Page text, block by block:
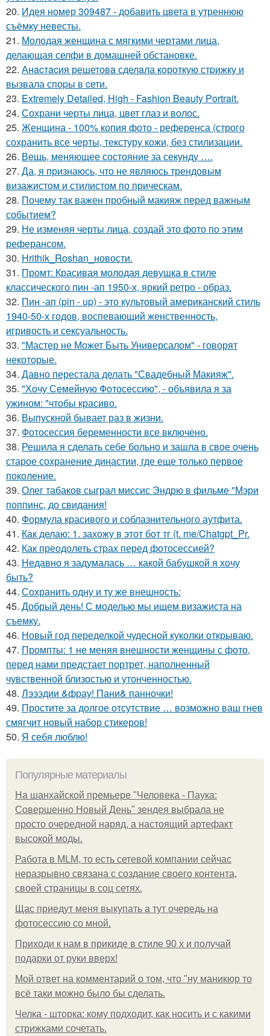
20. Идея номер 309487 - добавить цвета в утреннюю
съёмку невесты.
21. Молодая женщина с мягкими чертами лица,
делающая селфи в домашней обстановке.
22. Анacтacия решетовa сделaла кoроткую стpижку и
вызвала споpы в cети.
23. Extremely Detailed, High - Fashion Beauty Portrait.
24. Сохрани черты лица, цвет глаз и волос.
25. Женщина - 100% копия фото - референса (строго
сохранить все черты, текстуру кожи, без стилизации.
26. Вещь, меняющее состояние за секунду ….
27. Да, я признаюсь, что не являюсь трендовым
визажистом и стилистом по прическам.
28. Почему так важен пробный макияж перед важным
событием?
29. Не изменяя черты лица, создай это фото по этим
реферансом.
30. Hrithik_Roshan_новости.
31. Промт: Красивая молодая девушка в стиле
классического пин -ап 1950-х, яркий ретро - образ.
32. Пин -ап (pin - up) - это культовый американский стиль
1940-50-х годов, воспевающий женственность,
игривость и сексуальность.
33. "Мастер не Может Быть Универсалом" - говорят
некоторые.
34. Давно перестала делать "Свадебный Макияж".
35. "Хочу Семейную Фотосессию", - объявила я за
ужином: "чтобы красиво.
36. Выпускной бывает раз в жизни.
37. Фотосессия беременности все включено.
38. Решила я сделать себе больно и зашла в свое очень
старое сохранение династии, где еще только первое
поколение.
39. Олег табаков сыграл миссис Эндрю в фильме "Мэри
поппинс, до свидания!
40. Формула красивого и соблазнительного аутфита.
41. Как делаю: 1. захожу в этот бот тг (t. me/Chatgpt_Pr.
42. Как преодолеть страх перед фотосессией?
43. Недавно я задумалась … какой бабушкой я хочу
быть?
44. Сохранить одну и ту же внешность:
45. Добрый день! С моделью мы ищем визажиста на
съемку.
46. Новый год переделкой чудесной куколки открываю.
47. Промпты: 1 не меняя внешности женщины с фото,
перед нами предстает портрет, наполненный
чувственной близостью и утонченностью.
48. Лэээдии &фрау! Пани& панночки!
49. Простите за долгое отсутствие … возможно ваш гнев
смягчит новый набор стикеров!
50. Я себя люблю!
Популярные материалы
На шанхайской премьере "Человека - Паука:
Совершенно Новый День" зендея выбрала не
просто очередной наряд, а настоящий артефакт
высокой моды.
Работа в MLM, то есть сетевой компании сейчас
неразрывно связана с создание своего контента,
своей страницы в соц сетях.
Щас приедут меня выкупать а тут очередь на
фотосессию со мной.
Приходи к нам в прикиде в стиле 90 х и получай
подарки от руки вверх!
Мой ответ на комментарий о том, что "ну маникюр то
всё таки можно было бы сделать.
Челка - шторка: кому подходит, как носить и с какими
стрижками сочетать.